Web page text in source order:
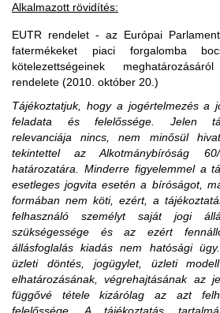
Alkalmazott rövidítés:
EUTR rendelet - az Európai
fatermékeket piaci forgalomba
kötelezettségeinek
rendelete (2010. október 20.)
Tájékoztatjuk, hogy a jogértelmezés a
feladata és felelőssége. Jelen
relevanciája nincs, nem minősül
tekintettel az Alkotmánybíróság
határozatára. Minderre figyelemmel a
esetleges jogvita esetén a bíróságot,
formában nem köti, ezért, a
felhasználó személyt saját jogi
szükségessége és az ezért
állásfoglalás kiadás nem hatósági
üzleti döntés, jogügylet, üzleti
elhatározásának, végrehajtásának az
függővé tétele kizárólag az azt
1. Mennyi idő múlva
A közzétételtől számított ötödik év
korlátozásra utaló határozati
távolítani, amennyiben az ügyfél
megszüntetéséhez szükséges
Az érintett faanyag
tevékenységének
felfüggesztés vagy a tiltás